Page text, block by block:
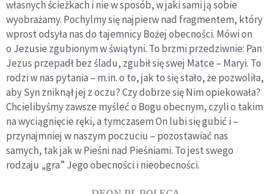
własnych ścieżkach i nie w sposób, w jaki sami ją sobie
wyobrażamy. Pochylmy się najpierw nad fragmentem, który
wprost odsyła nas do tajemnicy Bożej obecności. Mówi on
o Jezusie zgubionym w świątyni. To brzmi przedziwnie: Pan
Jezus przepadł bez śladu, zgubił się swej Matce – Maryi. To
rodzi w nas pytania – m.in. o to, jak to się stało, że pozwoliła,
aby Syn zniknął jej z oczu? Czy dobrze się Nim opiekowała?
Chcielibyśmy zawsze myśleć o Bogu obecnym, czyli o takim
na wyciągnięcie ręki, a tymczasem On lubi się gubić i –
przynajmniej w naszym poczuciu – pozostawiać nas
samych, tak jak w Pieśni nad Pieśniami. To jest swego
rodzaju „gra” Jego obecności i nieobecności.